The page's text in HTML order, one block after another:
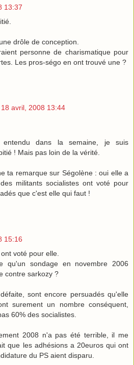
13:37
drôle de conception.
personne de charismatique pour
Les pros-ségo en ont trouvé une ?
18 avril, 2008 13:44
dans la semaine, je suis
! Mais pas loin de la vérité.
ta remarque sur Ségolène : oui elle a
militants socialistes ont voté pour
que c'est elle qui faut !
15:16
voté pour elle.
qu'un sondage en novembre 2006
contre sarkozy ?
sont encore persuadés qu'elle
surement un nombre conséquent,
60% des socialistes.
2008 n'a pas été terrible, il me
que les adhésions a 20euros qui ont
du PS aient disparu.